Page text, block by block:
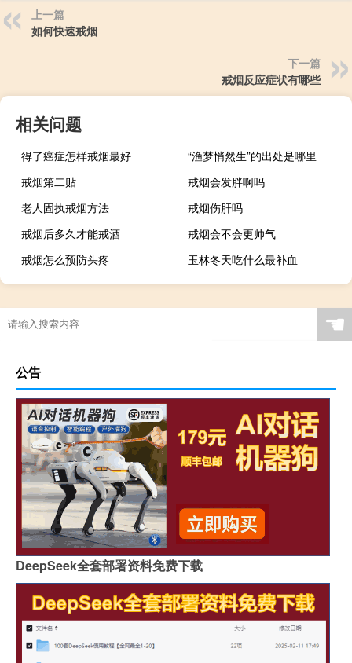
上一篇
如何快速戒烟
下一篇
戒烟反应症状有哪些
相关问题
得了癌症怎样戒烟最好
“渔梦悄然生”的出处是哪里
戒烟第二贴
戒烟会发胖啊吗
老人固执戒烟方法
戒烟伤肝吗
戒烟后多久才能戒酒
戒烟会不会更帅气
戒烟怎么预防头疼
玉林冬天吃什么最补血
☚
公告
DeepSeek全套部署资料免费下载